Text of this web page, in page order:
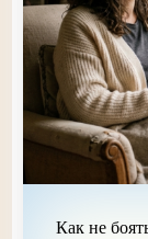
Как не